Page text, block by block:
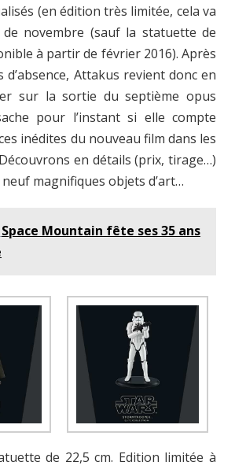
(en édition très limitée, cela va
novembre (sauf la statuette de
à partir de février 2016). Après
d’absence, Attakus revient donc en
sur la sortie du septième opus
pour l’instant si elle compte
inédites du nouveau film dans les
en détails (prix, tirage…)
magnifiques objets d’art…
Space Mountain fête ses 35 ans
de 22,5 cm. Edition limitée à